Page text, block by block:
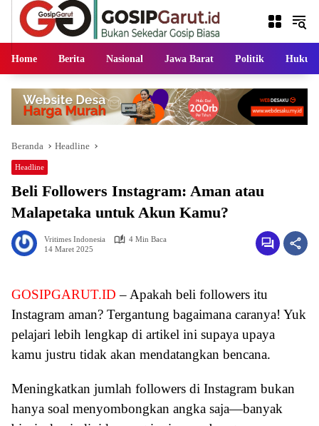
Langsung
Home Berita Nasional Jawa Barat Politik Hukum
Beranda Headline
Headline
Beli Followers Instagram: Aman atau
Malapetaka untuk Akun Kamu?
Vritimes Indonesia
4 Min Baca
14 Maret 2025
GOSIPGARUT.ID – Apakah beli followers itu
Instagram aman? Tergantung bagaimana caranya! Yuk
pelajari lebih lengkap di artikel ini supaya upaya
kamu justru tidak akan mendatangkan bencana.
Meningkatkan jumlah followers di Instagram bukan
hanya soal menyombongkan angka saja—banyak